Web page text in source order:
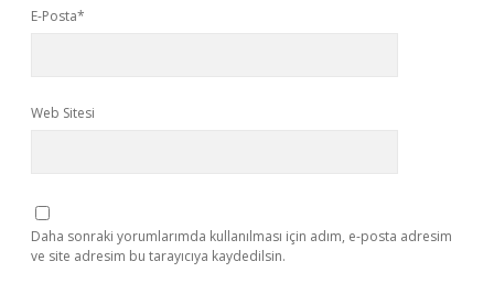
E-Posta*
Web Sitesi
Daha sonraki yorumlarımda kullanılması için adım, e-posta adresim
ve site adresim bu tarayıcıya kaydedilsin.